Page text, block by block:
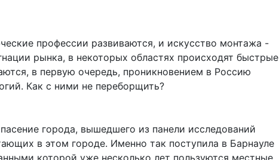
профессии развиваются, и искусство монтажа -
рынка, в некоторых областях происходят быстрые
в первую очередь, проникновением в Россию
Как с ними не переборщить?
города, вышедшего из панели исследований
в этом городе. Именно так поступила в Барнауле